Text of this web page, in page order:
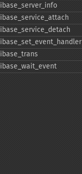
ibase_​server_​info
ibase_​service_​attach
ibase_​service_​detach
ibase_​set_​event_​handler
ibase_​trans
ibase_​wait_​event